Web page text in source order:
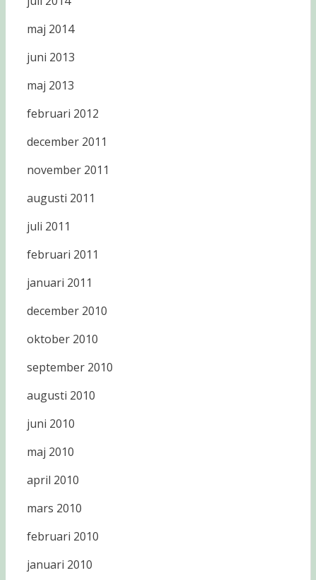
maj 2014
juni 2013
maj 2013
februari 2012
december 2011
november 2011
augusti 2011
juli 2011
februari 2011
januari 2011
december 2010
oktober 2010
september 2010
augusti 2010
juni 2010
maj 2010
april 2010
mars 2010
februari 2010
januari 2010